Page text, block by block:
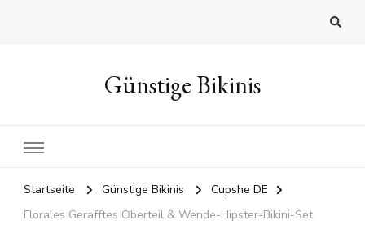
Günstige Bikinis
Startseite Günstige Bikinis
Cupshe DE
Florales Gerafftes Oberteil & Wende-Hipster-Bikini-Set